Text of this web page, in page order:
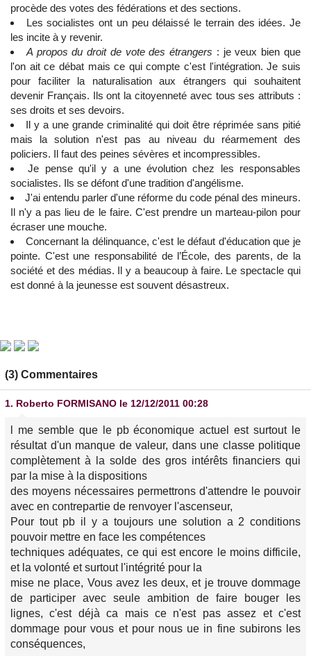
procède des votes des fédérations et des sections.
Les socialistes ont un peu délaissé le terrain des idées. Je
les incite à y revenir.
A propos du droit de vote des étrangers : je veux bien que
l'on ait ce débat mais ce qui compte c'est l'intégration. Je suis
pour faciliter la naturalisation aux étrangers qui souhaitent
devenir Français. Ils ont la citoyenneté avec tous ses attributs :
ses droits et ses devoirs.
Il y a une grande criminalité qui doit être réprimée sans pitié
mais la solution n'est pas au niveau du réarmement des
policiers. Il faut des peines sévères et incompressibles.
Je pense qu'il y a une évolution chez les responsables
socialistes. Ils se défont d'une tradition d'angélisme.
J'ai entendu parler d'une réforme du code pénal des mineurs.
Il n'y a pas lieu de le faire. C'est prendre un marteau-pilon pour
écraser une mouche.
Concernant la délinquance, c'est le défaut d'éducation que je
pointe. C'est une responsabilité de l’École, des parents, de la
société et des médias. Il y a beaucoup à faire. Le spectacle qui
est donné à la jeunesse est souvent désastreux.
(3) Commentaires
1. Roberto FORMISANO le 12/12/2011 00:28
l me semble que le pb économique actuel est surtout le
résultat d'un manque de valeur, dans une classe politique
complètement à la solde des gros intérêts financiers qui
par la mise à la dispositions
des moyens nécessaires permettrons d'attendre le pouvoir
avec en contrepartie de renvoyer l'ascenseur,
Pour tout pb il y a toujours une solution a 2 conditions
pouvoir mettre en face les compétences
techniques adéquates, ce qui est encore le moins difficile,
et la volonté et surtout l'intégrité pour la
mise ne place, Vous avez les deux, et je trouve dommage
de participer avec seule ambition de faire bouger les
lignes, c'est déjà ca mais ce n'est pas assez et c'est
dommage pour vous et pour nous ue in fine subirons les
conséquences,